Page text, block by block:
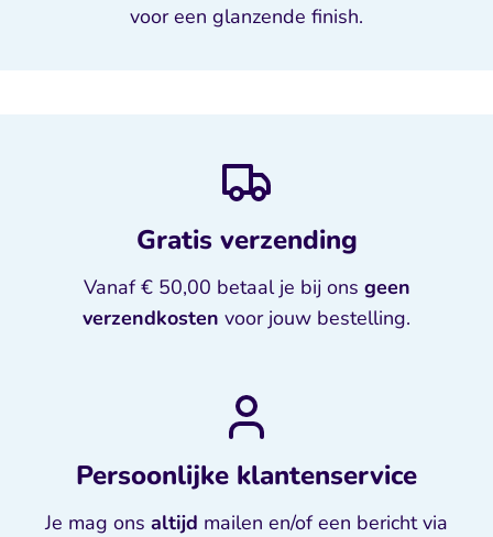
voor een glanzende finish.
Gratis verzending
Vanaf € 50,00 betaal je bij ons geen
verzendkosten voor jouw bestelling.
Persoonlijke klantenservice
Je mag ons altijd mailen en/of een bericht via